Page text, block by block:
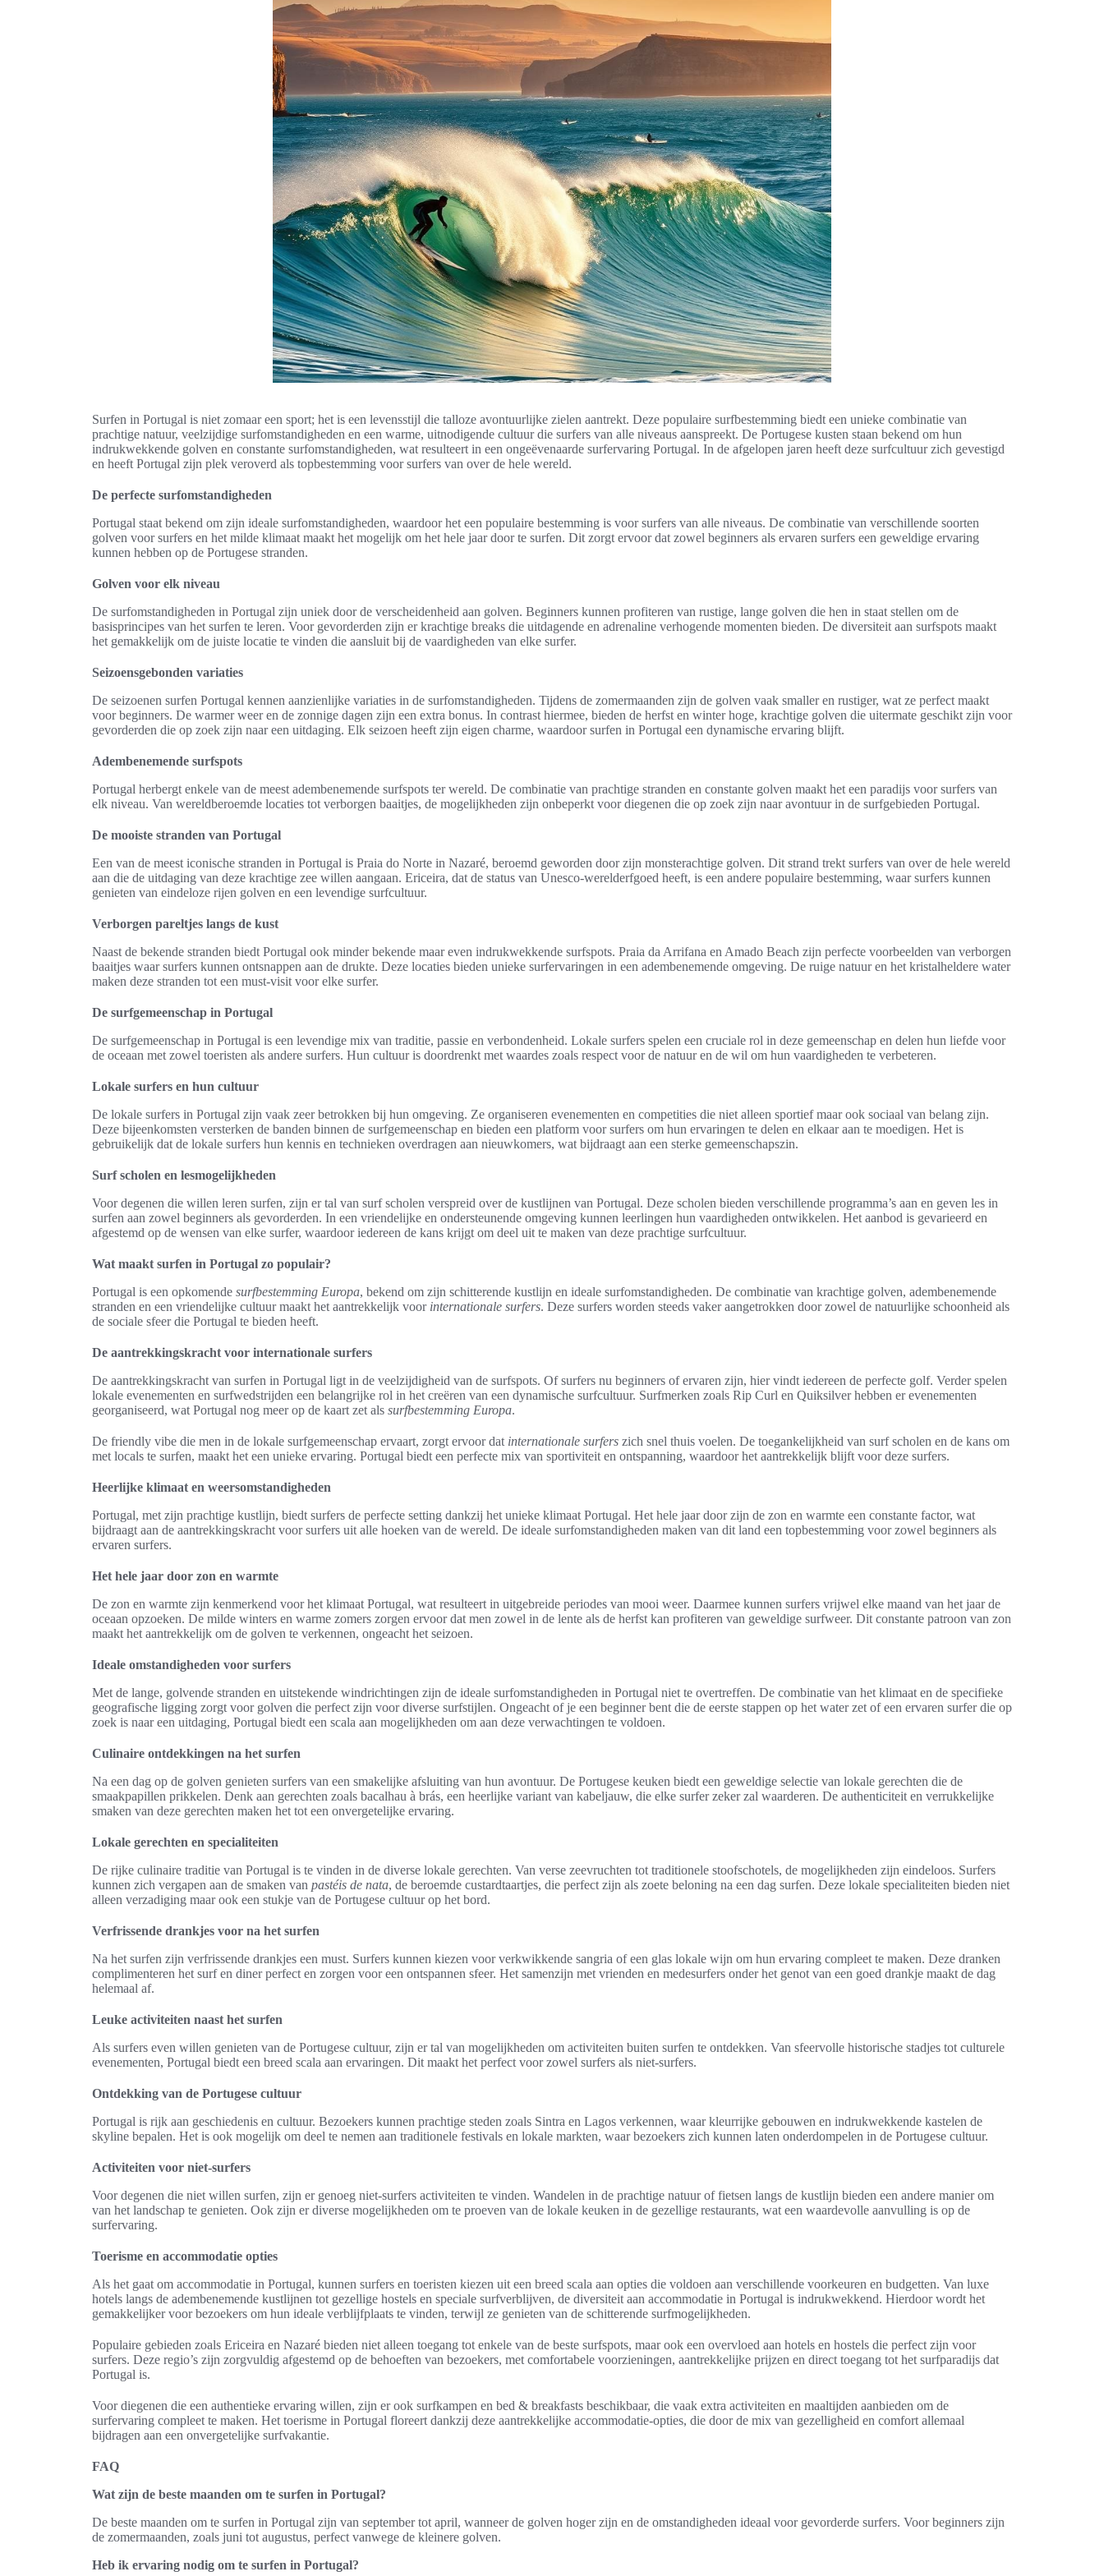
Surfen in Portugal is niet zomaar een sport; het is een levensstijl die talloze avontuurlijke zielen aantrekt. Deze populaire surfbestemming biedt een unieke combinatie van
prachtige natuur, veelzijdige surfomstandigheden en een warme, uitnodigende cultuur die surfers van alle niveaus aanspreekt. De Portugese kusten staan bekend om hun
indrukwekkende golven en constante surfomstandigheden, wat resulteert in een ongeëvenaarde surfervaring Portugal. In de afgelopen jaren heeft deze surfcultuur zich gevestigd
en heeft Portugal zijn plek veroverd als topbestemming voor surfers van over de hele wereld.
De perfecte surfomstandigheden
Portugal staat bekend om zijn ideale surfomstandigheden, waardoor het een populaire bestemming is voor surfers van alle niveaus. De combinatie van verschillende soorten
golven voor surfers en het milde klimaat maakt het mogelijk om het hele jaar door te surfen. Dit zorgt ervoor dat zowel beginners als ervaren surfers een geweldige ervaring
kunnen hebben op de Portugese stranden.
Golven voor elk niveau
De surfomstandigheden in Portugal zijn uniek door de verscheidenheid aan golven. Beginners kunnen profiteren van rustige, lange golven die hen in staat stellen om de
basisprincipes van het surfen te leren. Voor gevorderden zijn er krachtige breaks die uitdagende en adrenaline verhogende momenten bieden. De diversiteit aan surfspots maakt
het gemakkelijk om de juiste locatie te vinden die aansluit bij de vaardigheden van elke surfer.
Seizoensgebonden variaties
De seizoenen surfen Portugal kennen aanzienlijke variaties in de surfomstandigheden. Tijdens de zomermaanden zijn de golven vaak smaller en rustiger, wat ze perfect maakt
voor beginners. De warmer weer en de zonnige dagen zijn een extra bonus. In contrast hiermee, bieden de herfst en winter hoge, krachtige golven die uitermate geschikt zijn voor
gevorderden die op zoek zijn naar een uitdaging. Elk seizoen heeft zijn eigen charme, waardoor surfen in Portugal een dynamische ervaring blijft.
Adembenemende surfspots
Portugal herbergt enkele van de meest adembenemende surfspots ter wereld. De combinatie van prachtige stranden en constante golven maakt het een paradijs voor surfers van
elk niveau. Van wereldberoemde locaties tot verborgen baaitjes, de mogelijkheden zijn onbeperkt voor diegenen die op zoek zijn naar avontuur in de surfgebieden Portugal.
De mooiste stranden van Portugal
Een van de meest iconische stranden in Portugal is Praia do Norte in Nazaré, beroemd geworden door zijn monsterachtige golven. Dit strand trekt surfers van over de hele wereld
aan die de uitdaging van deze krachtige zee willen aangaan. Ericeira, dat de status van Unesco-werelderfgoed heeft, is een andere populaire bestemming, waar surfers kunnen
genieten van eindeloze rijen golven en een levendige surfcultuur.
Verborgen pareltjes langs de kust
Naast de bekende stranden biedt Portugal ook minder bekende maar even indrukwekkende surfspots. Praia da Arrifana en Amado Beach zijn perfecte voorbeelden van verborgen
baaitjes waar surfers kunnen ontsnappen aan de drukte. Deze locaties bieden unieke surfervaringen in een adembenemende omgeving. De ruige natuur en het kristalheldere water
maken deze stranden tot een must-visit voor elke surfer.
De surfgemeenschap in Portugal
De surfgemeenschap in Portugal is een levendige mix van traditie, passie en verbondenheid. Lokale surfers spelen een cruciale rol in deze gemeenschap en delen hun liefde voor
de oceaan met zowel toeristen als andere surfers. Hun cultuur is doordrenkt met waardes zoals respect voor de natuur en de wil om hun vaardigheden te verbeteren.
Lokale surfers en hun cultuur
De lokale surfers in Portugal zijn vaak zeer betrokken bij hun omgeving. Ze organiseren evenementen en competities die niet alleen sportief maar ook sociaal van belang zijn.
Deze bijeenkomsten versterken de banden binnen de surfgemeenschap en bieden een platform voor surfers om hun ervaringen te delen en elkaar aan te moedigen. Het is
gebruikelijk dat de lokale surfers hun kennis en technieken overdragen aan nieuwkomers, wat bijdraagt aan een sterke gemeenschapszin.
Surf scholen en lesmogelijkheden
Voor degenen die willen leren surfen, zijn er tal van surf scholen verspreid over de kustlijnen van Portugal. Deze scholen bieden verschillende programma’s aan en geven les in
surfen aan zowel beginners als gevorderden. In een vriendelijke en ondersteunende omgeving kunnen leerlingen hun vaardigheden ontwikkelen. Het aanbod is gevarieerd en
afgestemd op de wensen van elke surfer, waardoor iedereen de kans krijgt om deel uit te maken van deze prachtige surfcultuur.
Wat maakt surfen in Portugal zo populair?
Portugal is een opkomende surfbestemming Europa, bekend om zijn schitterende kustlijn en ideale surfomstandigheden. De combinatie van krachtige golven, adembenemende
stranden en een vriendelijke cultuur maakt het aantrekkelijk voor internationale surfers. Deze surfers worden steeds vaker aangetrokken door zowel de natuurlijke schoonheid als
de sociale sfeer die Portugal te bieden heeft.
De aantrekkingskracht voor internationale surfers
De aantrekkingskracht van surfen in Portugal ligt in de veelzijdigheid van de surfspots. Of surfers nu beginners of ervaren zijn, hier vindt iedereen de perfecte golf. Verder spelen
lokale evenementen en surfwedstrijden een belangrijke rol in het creëren van een dynamische surfcultuur. Surfmerken zoals Rip Curl en Quiksilver hebben er evenementen
georganiseerd, wat Portugal nog meer op de kaart zet als surfbestemming Europa.
De friendly vibe die men in de lokale surfgemeenschap ervaart, zorgt ervoor dat internationale surfers zich snel thuis voelen. De toegankelijkheid van surf scholen en de kans om
met locals te surfen, maakt het een unieke ervaring. Portugal biedt een perfecte mix van sportiviteit en ontspanning, waardoor het aantrekkelijk blijft voor deze surfers.
Heerlijke klimaat en weersomstandigheden
Portugal, met zijn prachtige kustlijn, biedt surfers de perfecte setting dankzij het unieke klimaat Portugal. Het hele jaar door zijn de zon en warmte een constante factor, wat
bijdraagt aan de aantrekkingskracht voor surfers uit alle hoeken van de wereld. De ideale surfomstandigheden maken van dit land een topbestemming voor zowel beginners als
ervaren surfers.
Het hele jaar door zon en warmte
De zon en warmte zijn kenmerkend voor het klimaat Portugal, wat resulteert in uitgebreide periodes van mooi weer. Daarmee kunnen surfers vrijwel elke maand van het jaar de
oceaan opzoeken. De milde winters en warme zomers zorgen ervoor dat men zowel in de lente als de herfst kan profiteren van geweldige surfweer. Dit constante patroon van zon
maakt het aantrekkelijk om de golven te verkennen, ongeacht het seizoen.
Ideale omstandigheden voor surfers
Met de lange, golvende stranden en uitstekende windrichtingen zijn de ideale surfomstandigheden in Portugal niet te overtreffen. De combinatie van het klimaat en de specifieke
geografische ligging zorgt voor golven die perfect zijn voor diverse surfstijlen. Ongeacht of je een beginner bent die de eerste stappen op het water zet of een ervaren surfer die op
zoek is naar een uitdaging, Portugal biedt een scala aan mogelijkheden om aan deze verwachtingen te voldoen.
Culinaire ontdekkingen na het surfen
Na een dag op de golven genieten surfers van een smakelijke afsluiting van hun avontuur. De Portugese keuken biedt een geweldige selectie van lokale gerechten die de
smaakpapillen prikkelen. Denk aan gerechten zoals bacalhau à brás, een heerlijke variant van kabeljauw, die elke surfer zeker zal waarderen. De authenticiteit en verrukkelijke
smaken van deze gerechten maken het tot een onvergetelijke ervaring.
Lokale gerechten en specialiteiten
De rijke culinaire traditie van Portugal is te vinden in de diverse lokale gerechten. Van verse zeevruchten tot traditionele stoofschotels, de mogelijkheden zijn eindeloos. Surfers
kunnen zich vergapen aan de smaken van pastéis de nata, de beroemde custardtaartjes, die perfect zijn als zoete beloning na een dag surfen. Deze lokale specialiteiten bieden niet
alleen verzadiging maar ook een stukje van de Portugese cultuur op het bord.
Verfrissende drankjes voor na het surfen
Na het surfen zijn verfrissende drankjes een must. Surfers kunnen kiezen voor verkwikkende sangria of een glas lokale wijn om hun ervaring compleet te maken. Deze dranken
complimenteren het surf en diner perfect en zorgen voor een ontspannen sfeer. Het samenzijn met vrienden en medesurfers onder het genot van een goed drankje maakt de dag
helemaal af.
Leuke activiteiten naast het surfen
Als surfers even willen genieten van de Portugese cultuur, zijn er tal van mogelijkheden om activiteiten buiten surfen te ontdekken. Van sfeervolle historische stadjes tot culturele
evenementen, Portugal biedt een breed scala aan ervaringen. Dit maakt het perfect voor zowel surfers als niet-surfers.
Ontdekking van de Portugese cultuur
Portugal is rijk aan geschiedenis en cultuur. Bezoekers kunnen prachtige steden zoals Sintra en Lagos verkennen, waar kleurrijke gebouwen en indrukwekkende kastelen de
skyline bepalen. Het is ook mogelijk om deel te nemen aan traditionele festivals en lokale markten, waar bezoekers zich kunnen laten onderdompelen in de Portugese cultuur.
Activiteiten voor niet-surfers
Voor degenen die niet willen surfen, zijn er genoeg niet-surfers activiteiten te vinden. Wandelen in de prachtige natuur of fietsen langs de kustlijn bieden een andere manier om
van het landschap te genieten. Ook zijn er diverse mogelijkheden om te proeven van de lokale keuken in de gezellige restaurants, wat een waardevolle aanvulling is op de
surfervaring.
Toerisme en accommodatie opties
Als het gaat om accommodatie in Portugal, kunnen surfers en toeristen kiezen uit een breed scala aan opties die voldoen aan verschillende voorkeuren en budgetten. Van luxe
hotels langs de adembenemende kustlijnen tot gezellige hostels en speciale surfverblijven, de diversiteit aan accommodatie in Portugal is indrukwekkend. Hierdoor wordt het
gemakkelijker voor bezoekers om hun ideale verblijfplaats te vinden, terwijl ze genieten van de schitterende surfmogelijkheden.
Populaire gebieden zoals Ericeira en Nazaré bieden niet alleen toegang tot enkele van de beste surfspots, maar ook een overvloed aan hotels en hostels die perfect zijn voor
surfers. Deze regio’s zijn zorgvuldig afgestemd op de behoeften van bezoekers, met comfortabele voorzieningen, aantrekkelijke prijzen en direct toegang tot het surfparadijs dat
Portugal is.
Voor diegenen die een authentieke ervaring willen, zijn er ook surfkampen en bed & breakfasts beschikbaar, die vaak extra activiteiten en maaltijden aanbieden om de
surfervaring compleet te maken. Het toerisme in Portugal floreert dankzij deze aantrekkelijke accommodatie-opties, die door de mix van gezelligheid en comfort allemaal
bijdragen aan een onvergetelijke surfvakantie.
FAQ
Wat zijn de beste maanden om te surfen in Portugal?
De beste maanden om te surfen in Portugal zijn van september tot april, wanneer de golven hoger zijn en de omstandigheden ideaal voor gevorderde surfers. Voor beginners zijn
de zomermaanden, zoals juni tot augustus, perfect vanwege de kleinere golven.
Heb ik ervaring nodig om te surfen in Portugal?